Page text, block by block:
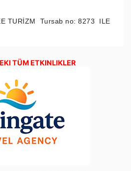
TURİZM Tursab no: 8273 ILE
TÜM ETKINLIKLER